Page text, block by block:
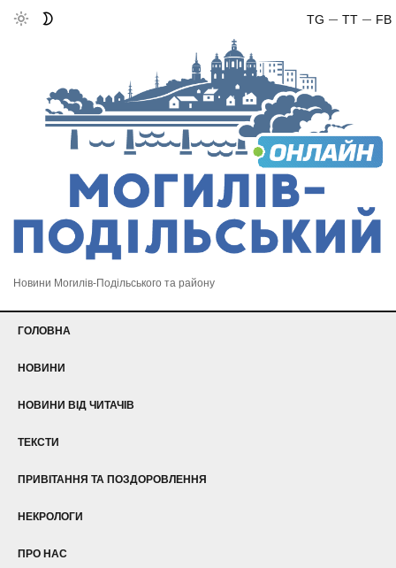
FB
TT
TG
Новини Могилів-Подільського та району
ГОЛОВНА
НОВИНИ
НОВИНИ ВІД ЧИТАЧІВ
ТЕКСТИ
ПРИВІТАННЯ ТА ПОЗДОРОВЛЕННЯ
НЕКРОЛОГИ
ПРО НАС